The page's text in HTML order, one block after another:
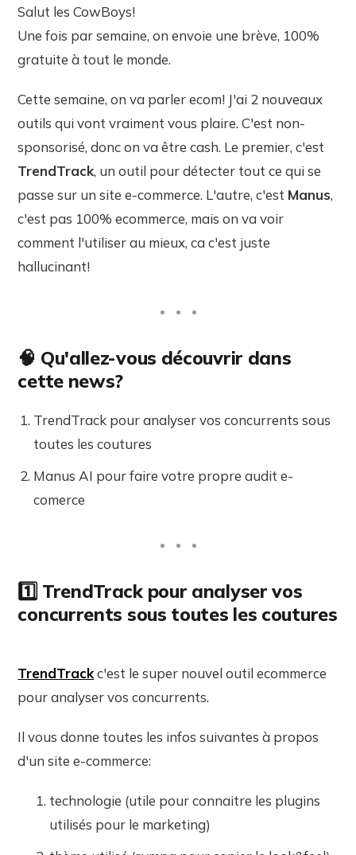
Salut les CowBoys!
Une fois par semaine, on envoie une brève, 100%
gratuite à tout le monde.
Cette semaine, on va parler ecom! J'ai 2 nouveaux
outils qui vont vraiment vous plaire. C'est non-
sponsorisé, donc on va être cash. Le premier, c'est
TrendTrack, un outil pour détecter tout ce qui se
passe sur un site e-commerce. L'autre, c'est Manus,
c'est pas 100% ecommerce, mais on va voir
comment l'utiliser au mieux, ca c'est juste
hallucinant!
🧠 Qu'allez-vous découvrir dans
cette news?
TrendTrack pour analyser vos concurrents sous
toutes les coutures
Manus AI pour faire votre propre audit e-
comerce
1️⃣ TrendTrack pour analyser vos
concurrents sous toutes les coutures
TrendTrackc'est le super nouvel outil ecommerce
pour analyser vos concurrents.
Il vous donne toutes les infos suivantes à propos
d'un site e-commerce:
technologie (utile pour connaitre les plugins
utilisés pour le marketing)